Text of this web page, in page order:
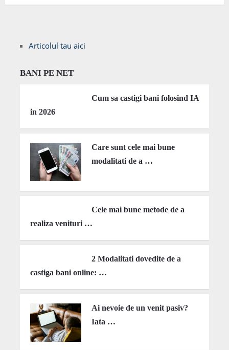
Articolul tau aici
BANI PE NET
Cum sa castigi bani folosind IA
in 2026
Care sunt cele mai bune
modalitati de a …
Cele mai bune metode de a
realiza venituri …
2 Modalitati dovedite de a
castiga bani online: …
Ai nevoie de un venit pasiv?
Iata …